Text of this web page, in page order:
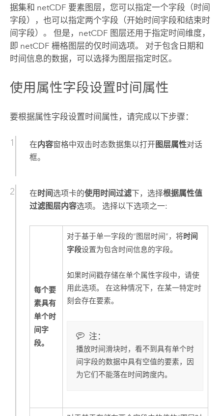
据集和 netCDF 要素图层，您可以指定一个字段（时间
字段），也可以指定两个字段（开始时间字段和结束时
间字段）。 但是，netCDF 图层还用于指定时间维度，
即 netCDF 栅格图层的仅时间选项。 对于包含日期和
时间信息的数据，可以选择为图层指定时区。
使用属性字段设置时间属性
要根据属性字段设置时间属性，请完成以下步骤：
在内容窗格中双击时态数据集以打开 图层属性对话
框。
在时间选项卡的使用时间过滤下，选择根据属性值
过滤图层内容选项。 选择以下选项之一:
每个要
素具有
单个时
间字
段。
对于基于单一字段的“图层时间”，将时间
字段设置为包含时间信息的字段。
如果时间戳存储在单个属性字段中，请使
用此选项。 在这种情况下，在某一特定时
刻会存在要素。
注：
播放时间滑块时，看不到具有单个时
间字段的数据中具有空值的要素，因
为它们不能落在时间跨度内。